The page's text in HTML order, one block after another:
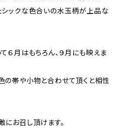
ックな色合いの水玉柄が上品な
６月はもちろん、９月にも映えま
帯や小物と合わせて頂くと相性
お召し頂けます。